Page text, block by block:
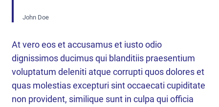
John Doe
At vero eos et accusamus et iusto odio
dignissimos ducimus qui blanditiis praesentium
voluptatum deleniti atque corrupti quos dolores et
quas molestias excepturi sint occaecati cupiditate
non provident, similique sunt in culpa qui officia